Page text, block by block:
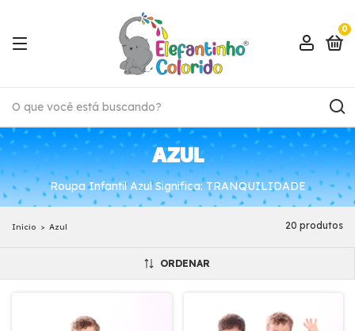
0
AZUL
Roupa Infantil Azul Significa: TRANQUILIDADE
Início > Azul 20 produtos
ORDENAR